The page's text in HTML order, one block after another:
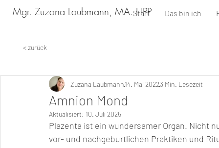
Mgr. Zuzana Laubmann, MA. HPP
Start Das bin ich
Amnion Mond
Zuzana Laubmann14. Mai 20223 Min. Lesezeit
Aktualisiert: 10. Juli 2025
Plazenta ist ein wundersamer Organ. Nicht
vor- und nachgeburtlichen Praktiken und
< zurück